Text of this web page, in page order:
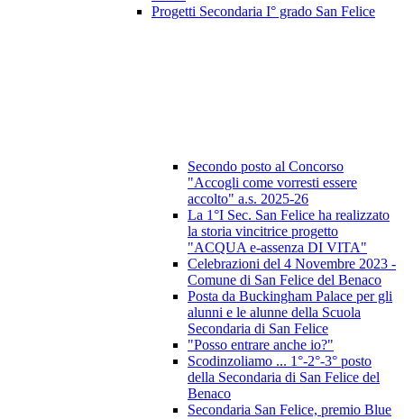
Progetti Secondaria I° grado San Felice
Secondo posto al Concorso
"Accogli come vorresti essere
accolto" a.s. 2025-26
La 1°I Sec. San Felice ha realizzato
la storia vincitrice progetto
"ACQUA e-assenza DI VITA"
Celebrazioni del 4 Novembre 2023 -
Comune di San Felice del Benaco
Posta da Buckingham Palace per gli
alunni e le alunne della Scuola
Secondaria di San Felice
"Posso entrare anche io?"
Scodinzoliamo ... 1°-2°-3° posto
della Secondaria di San Felice del
Benaco
Secondaria San Felice, premio Blue